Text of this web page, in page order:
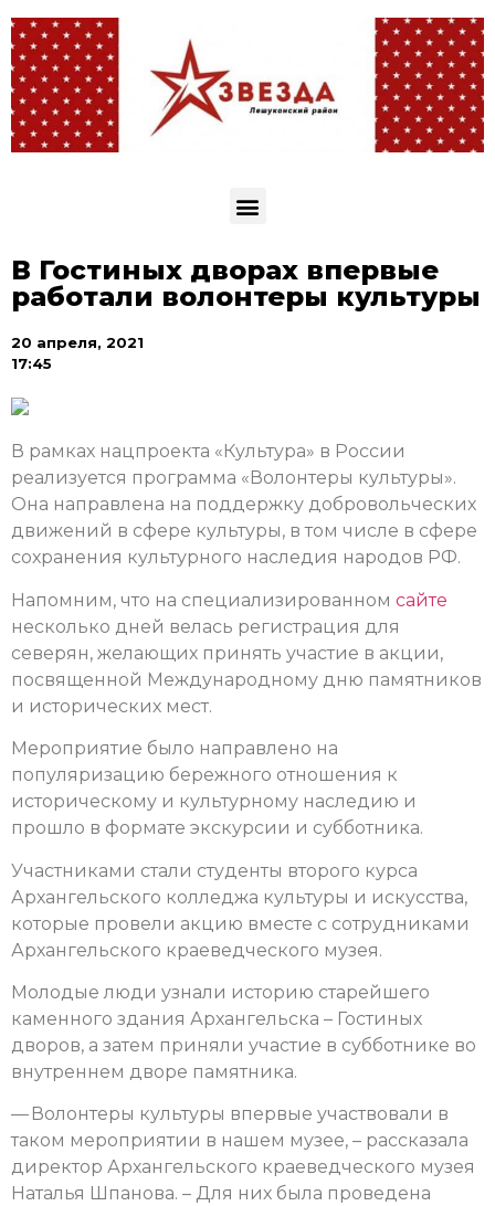
В Гостиных дворах впервые
работали волонтеры культуры
20 апреля, 2021
17:45
В рамках нацпроекта «Культура» в России
реализуется программа «Волонтеры культуры».
Она направлена на поддержку добровольческих
движений в сфере культуры, в том числе в сфере
сохранения культурного наследия народов РФ.
Напомним, что на специализированном сайте
несколько дней велась регистрация для
северян, желающих принять участие в акции,
посвященной Международному дню памятников
и исторических мест.
Мероприятие было направлено на
популяризацию бережного отношения к
историческому и культурному наследию и
прошло в формате экскурсии и субботника.
Участниками стали студенты второго курса
Архангельского колледжа культуры и искусства,
которые провели акцию вместе с сотрудниками
Архангельского краеведческого музея.
Молодые люди узнали историю старейшего
каменного здания Архангельска – Гостиных
дворов, а затем приняли участие в субботнике во
внутреннем дворе памятника.
— Волонтеры культуры впервые участвовали в
таком мероприятии в нашем музее, – рассказала
директор Архангельского краеведческого музея
Наталья Шпанова. – Для них была проведена